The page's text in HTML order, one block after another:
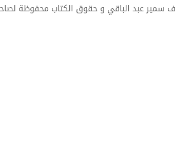
سمير عبد الباقي و حقوق الكتاب محفوظة